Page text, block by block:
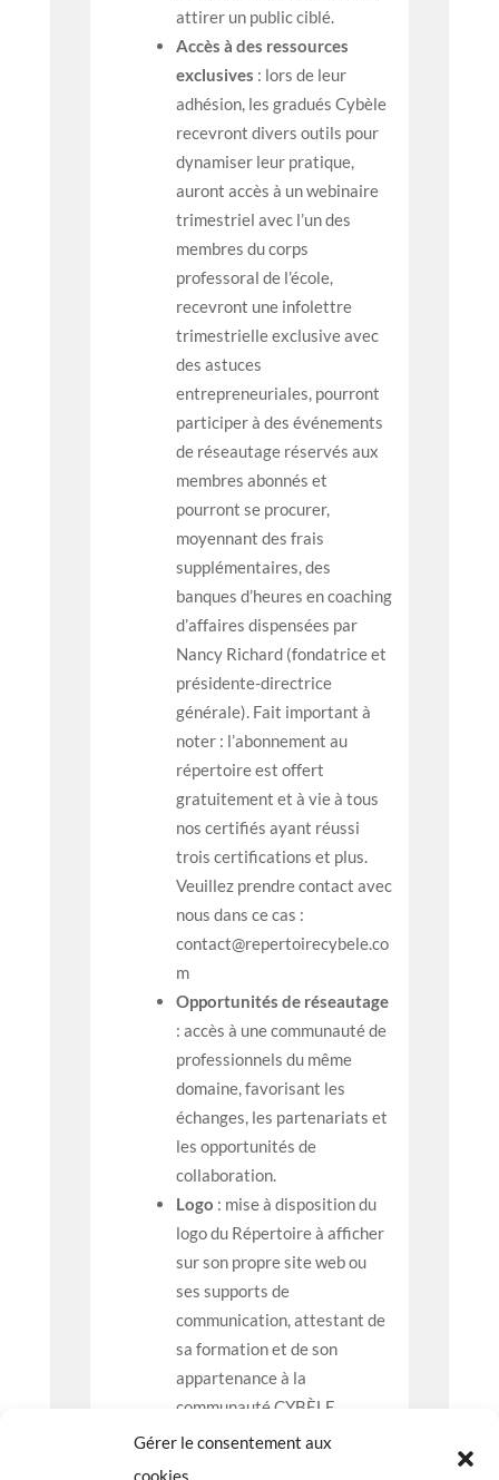
Gérer le consentement aux
cookies
attirer un public ciblé.
Accès à des ressources
exclusives : lors de leur
adhésion, les gradués Cybèle
recevront divers outils pour
dynamiser leur pratique,
auront accès à un webinaire
trimestriel avec l’un des
membres du corps
professoral de l’école,
recevront une infolettre
trimestrielle exclusive avec
des astuces
entrepreneuriales, pourront
participer à des événements
de réseautage réservés aux
membres abonnés et
pourront se procurer,
moyennant des frais
supplémentaires, des
banques d’heures en coaching
d’affaires dispensées par
Nancy Richard(fondatrice et
présidente-directrice
générale). Fait important à
noter : l’abonnement au
répertoire est offert
gratuitement et à vie à tous
nos certifiés ayant réussi
trois certifications et plus.
Veuillez prendre contact avec
nous dans ce cas :
contact@repertoirecybele.co
m
Opportunités de réseautage
: accès à une communauté de
professionnels du même
domaine, favorisant les
échanges, les partenariats et
les opportunités de
collaboration.
Logo : mise à disposition du
logo du Répertoire à afficher
sur son propre site web ou
ses supports de
communication, attestant de
sa formation et de son
appartenance à la
communauté CYBÈLE.